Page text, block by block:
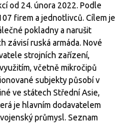
od 24. února 2022. Podle
firem a jednotlivců. Cílem je
pokladny a narušit
závisí ruská armáda. Nové
strojních zařízení,
včetně mikročipů
subjekty působí v
ve státech Střední Asie,
je hlavním dodavatelem
průmysl. Seznam